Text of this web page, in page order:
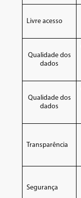
Livre acesso
Qualidade dos
dados
Qualidade dos
dados
Transparência
Segurança